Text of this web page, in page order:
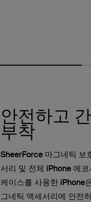
안전하고
부착
SheerForce 마그네틱 보
서리 및 전체 iPhone 에
케이스를 사용한 iPhone
그네틱 액세서리에 안전